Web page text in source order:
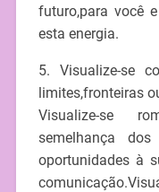
futuro,para você
esta energia.
5. Visualize-se
limites,fronteiras
Visualize-se
semelhança
oportunidades à